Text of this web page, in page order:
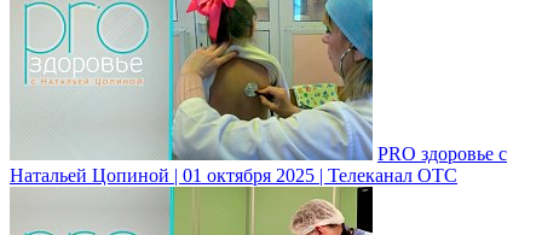
PRO здоровье с
Натальей Цопиной | 01 октября 2025 | Телеканал ОТС